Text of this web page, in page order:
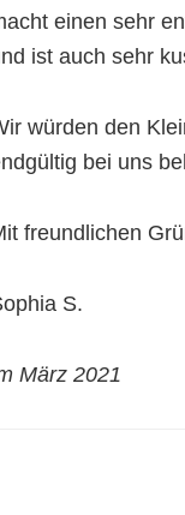
einen sehr
ist auch sehr
würden den
bei uns
freundlichen
S.
März 2021